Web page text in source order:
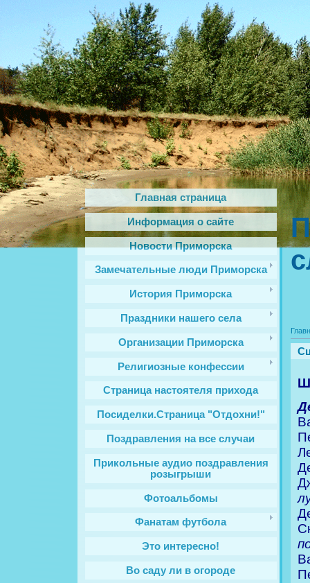
Главная страница
Информация о сайте
Новости Приморска
Замечательные люди Приморска
История Приморска
Праздники нашего села
Организации Приморска
Религиозные конфессии
Cтраница настоятеля прихода
Посиделки.Страница "Отдохни!"
Поздравления на все случаи
Прикольные аудио поздравления
розыгрыши
Фотоальбомы
Фанатам футбола
Это интересно!
Во саду ли в огороде